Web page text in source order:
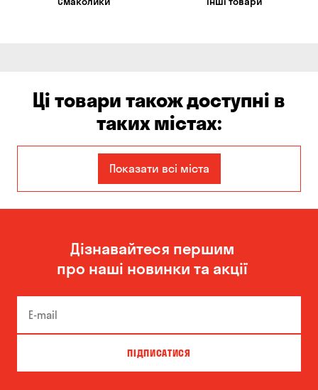
Ці товари також доступні в
таких містах:
Єлизаветівка
Авангард Бабурка
Бориспіль Боярка
Бровари Буча
Велика Северинка Вишгород
Показати всі міста
Дізнавайтеся першим
про наші новинки та акції
ПІДПИСАТИСЯ